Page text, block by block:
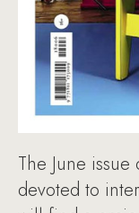
The June
devoted to